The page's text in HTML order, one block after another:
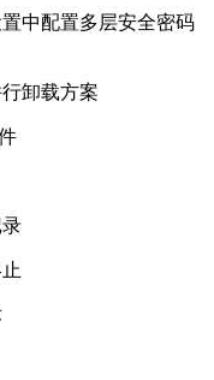
中配置多层安全密码
卸载方案